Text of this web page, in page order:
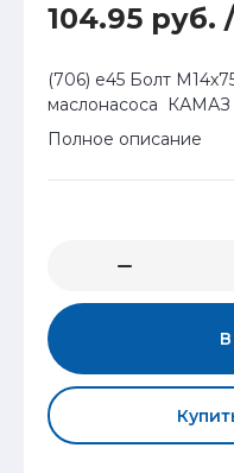
104.95 руб.
(706) е45 Болт
маслонасоса КАМАЗ
Полное описание